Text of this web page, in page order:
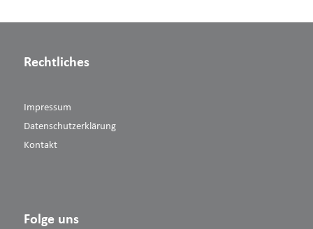
Rechtliches
Impressum
Datenschutzerklärung
Kontakt
Folge uns